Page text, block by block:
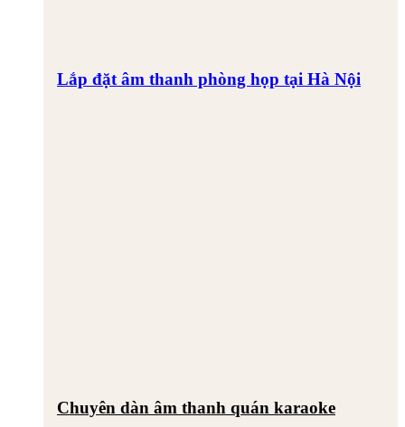
Lắp đặt âm thanh phòng họp tại Hà Nội
Chuyên dàn âm thanh quán karaoke